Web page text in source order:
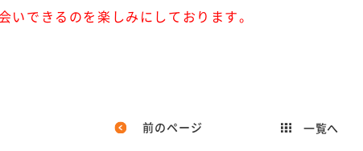
いできるのを楽しみにしております。
前のページ 一覧へ